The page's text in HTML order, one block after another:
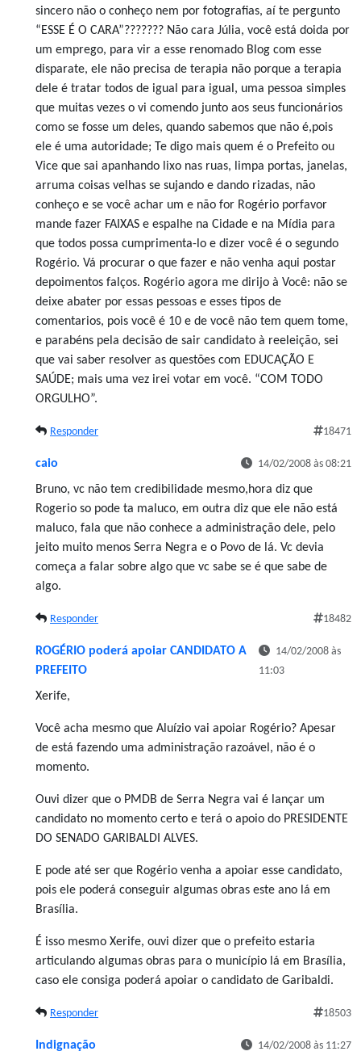
sincero não o conheço nem por fotografias, aí te pergunto
“ESSE É O CARA”??????? Não cara Júlia, você está doida por
um emprego, para vir a esse renomado Blog com esse
disparate, ele não precisa de terapia não porque a terapia
dele é tratar todos de igual para igual, uma pessoa simples
que muitas vezes o vi comendo junto aos seus funcionários
como se fosse um deles, quando sabemos que não é,pois
ele é uma autoridade; Te digo mais quem é o Prefeito ou
Vice que sai apanhando lixo nas ruas, limpa portas, janelas,
arruma coisas velhas se sujando e dando rizadas, não
conheço e se você achar um e não for Rogério porfavor
mande fazer FAIXAS e espalhe na Cidade e na Mídia para
que todos possa cumprimenta-lo e dizer você é o segundo
Rogério. Vá procurar o que fazer e não venha aqui postar
depoimentos falços. Rogério agora me dirijo à Você: não se
deixe abater por essas pessoas e esses tipos de
comentarios, pois você é 10 e de você não tem quem tome,
e parabéns pela decisão de sair candidato à reeleição, sei
que vai saber resolver as questões com EDUCAÇÃO E
SAÚDE; mais uma vez irei votar em você. “COM TODO
ORGULHO”.
Responder 18471
caio 14/02/2008 às 08:21
Bruno, vc não tem credibilidade mesmo,hora diz que
Rogerio so pode ta maluco, em outra diz que ele não está
maluco, fala que não conhece a administração dele, pelo
jeito muito menos Serra Negra e o Povo de lá. Vc devia
começa a falar sobre algo que vc sabe se é que sabe de
algo.
Responder 18482
ROGÉRIO poderá apoiar CANDIDATO A
PREFEITO
14/02/2008 às
11:03
Xerife,
Você acha mesmo que Aluízio vai apoiar Rogério? Apesar
de está fazendo uma administração razoável, não é o
momento.
Ouvi dizer que o PMDB de Serra Negra vai é lançar um
candidato no momento certo e terá o apoio do PRESIDENTE
DO SENADO GARIBALDI ALVES.
E pode até ser que Rogério venha a apoiar esse candidato,
pois ele poderá conseguir algumas obras este ano lá em
Brasília.
É isso mesmo Xerife, ouvi dizer que o prefeito estaria
articulando algumas obras para o município lá em Brasília,
caso ele consiga poderá apoiar o candidato de Garibaldi.
Responder 18503
Indignação 14/02/2008 às 11:27